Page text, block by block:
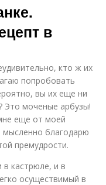
в
кто ж их
попробовать
вы их еще ни
Это моченые арбузы!
еще от моей
мысленно благодарю
премудрости.
кастрюле, и в
осуществимый в